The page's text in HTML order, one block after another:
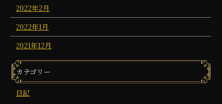
2022年2月
2022年1月
2021年12月
カテゴリー
日記